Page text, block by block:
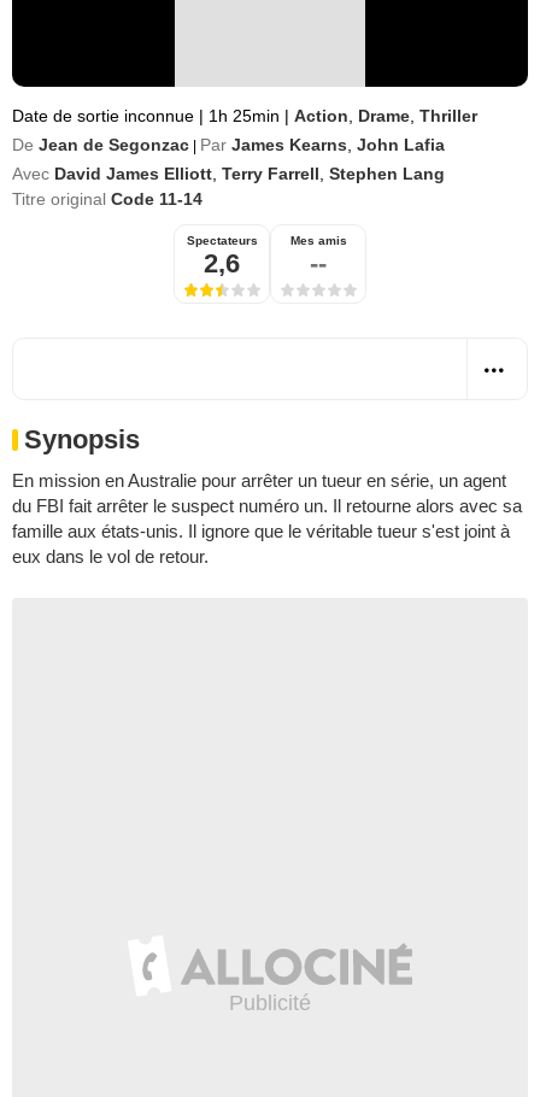
Date de sortie inconnue | 1h 25min | Action Drame Thriller
De Jean de Segonzac Par James Kearns John Lafia
Avec David James Elliott Terry Farrell Stephen Lang
Titre original Code 11-14
Spectateurs
2,6
Mes amis
--
Synopsis
En mission en Australie pour arrêter un tueur en série, un agent
du FBI fait arrêter le suspect numéro un. Il retourne alors avec sa
famille aux états-unis. Il ignore que le véritable tueur s'est joint à
eux dans le vol de retour.